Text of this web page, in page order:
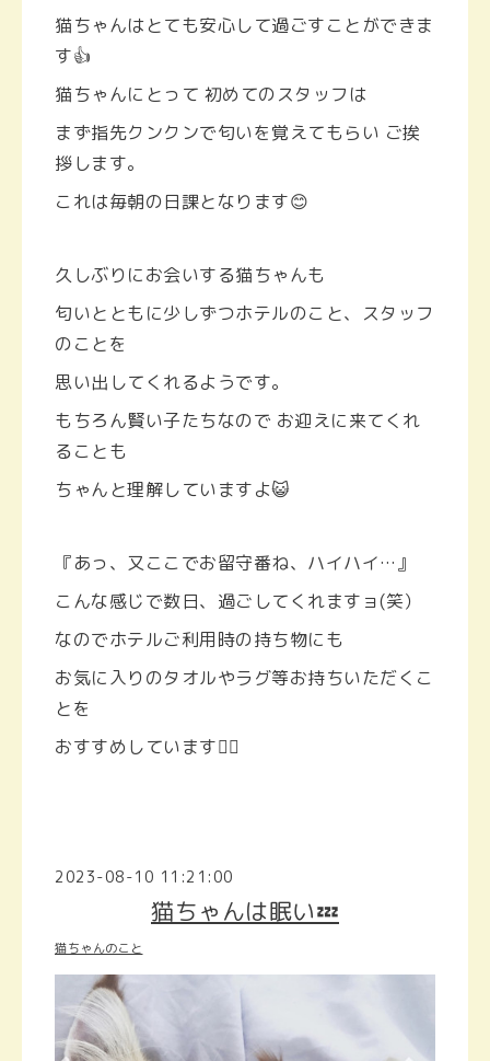
猫ちゃんはとても安心して過ごすことができま
す👍
猫ちゃんにとって 初めてのスタッフは
まず指先クンクンで匂いを覚えてもらい ご挨
拶します。
これは毎朝の日課となります😊
久しぶりにお会いする猫ちゃんも
匂いとともに少しずつホテルのこと、スタッフ
のことを
思い出してくれるようです。
もちろん賢い子たちなので お迎えに来てくれ
ることも
ちゃんと理解していますよ😺
『あっ、又ここでお留守番ね、ハイハイ…』
こんな感じで数日、過ごしてくれますョ(笑）
なのでホテルご利用時の持ち物にも
お気に入りのタオルやラグ等お持ちいただくこ
とを
おすすめしています🙇‍♀️
2023-08-10 11:21:00
猫ちゃんは眠い💤
猫ちゃんのこと